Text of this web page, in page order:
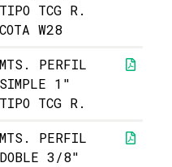
TIPO TCG R.
COTA W28
MTS. PERFIL
SIMPLE 1"
TIPO TCG R.
MTS. PERFIL
DOBLE 3/8"